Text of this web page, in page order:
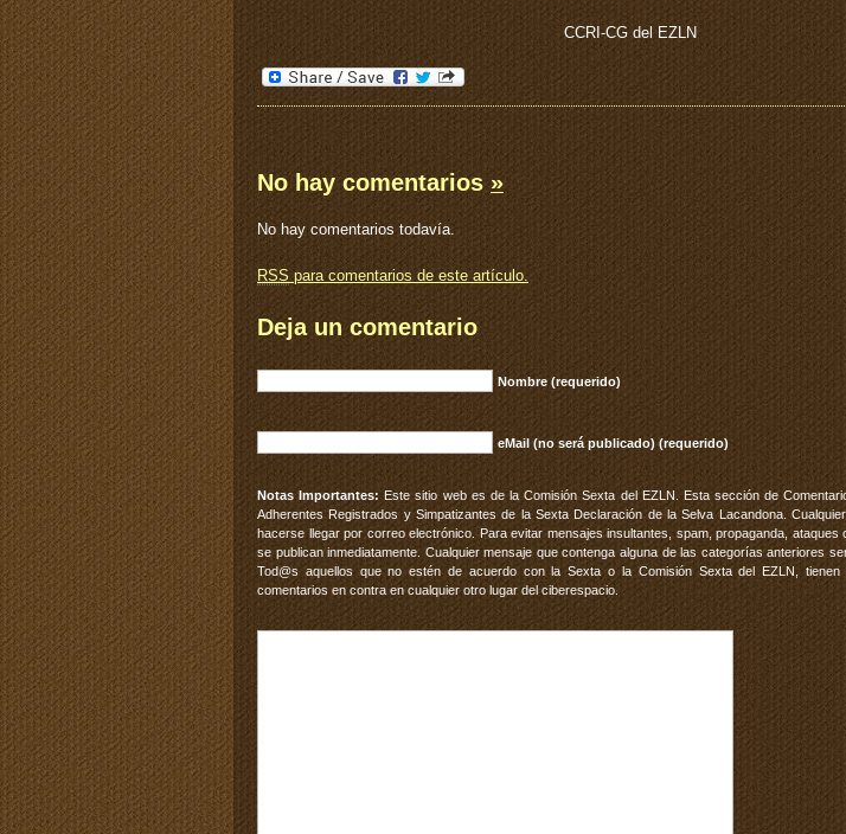
CCRI-CG del EZLN
No hay comentarios »
No hay comentarios todavía.
RSS para comentarios de este artículo.
Deja un comentario
Nombre (requerido)
eMail (no será publicado) (requerido)
Notas Importantes: Este sitio web es de la Comisión Sexta del EZLN. Esta sección de
Adherentes Registrados y Simpatizantes de la Sexta Declaración de la Selva Lacandona.
hacerse llegar por correo electrónico. Para evitar mensajes insultantes, spam, propaganda,
se publican inmediatamente. Cualquier mensaje que contenga alguna de las categorías anteriores
Tod@s aquellos que no estén de acuerdo con la Sexta o la Comisión Sexta del EZLN,
comentarios en contra en cualquier otro lugar del ciberespacio.